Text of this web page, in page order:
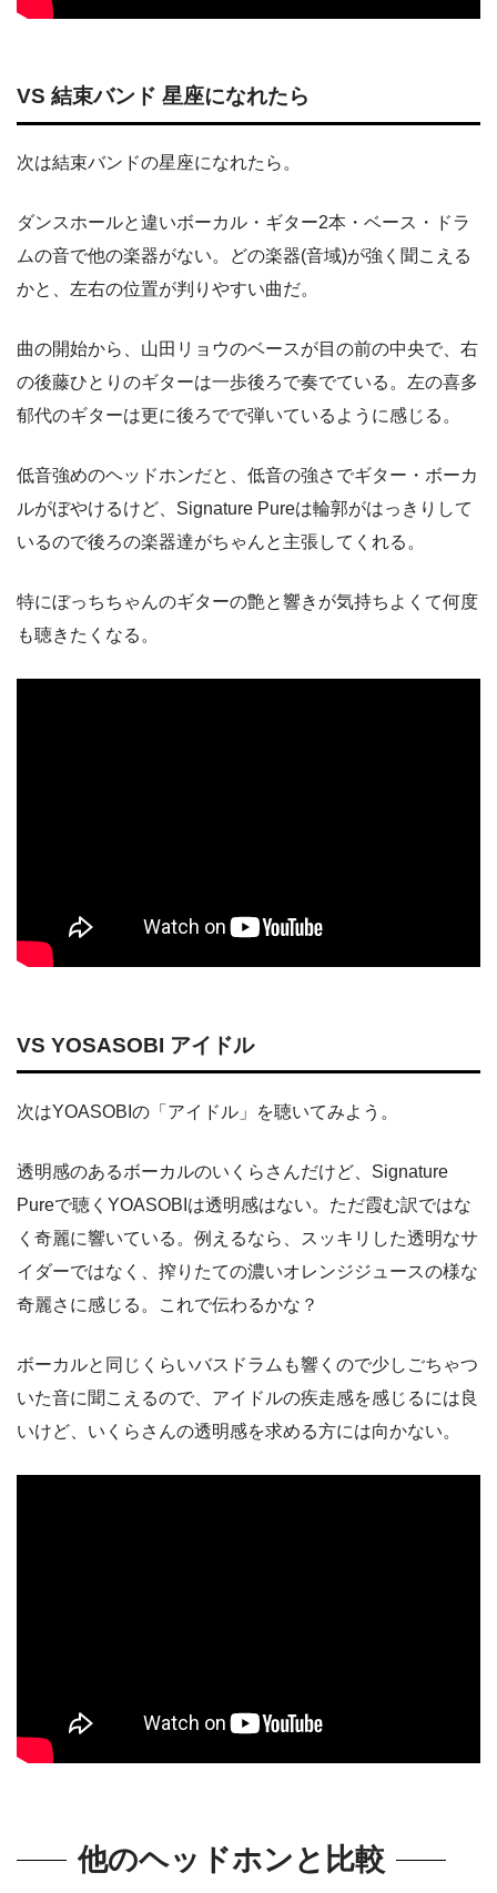
VS 結束バンド 星座になれたら
次は結束バンドの星座になれたら。
ダンスホールと違いボーカル・ギター2本・ベース・ドラ
ムの音で他の楽器がない。どの楽器(音域)が強く聞こえる
かと、左右の位置が判りやすい曲だ。
曲の開始から、山田リョウのベースが目の前の中央で、右
の後藤ひとりのギターは一歩後ろで奏でている。左の喜多
郁代のギターは更に後ろでで弾いているように感じる。
低音強めのヘッドホンだと、低音の強さでギター・ボーカ
ルがぼやけるけど、Signature Pureは輪郭がはっきりして
いるので後ろの楽器達がちゃんと主張してくれる。
特にぼっちちゃんのギターの艶と響きが気持ちよくて何度
も聴きたくなる。
VS YOSASOBI アイドル
次はYOASOBIの「アイドル」を聴いてみよう。
透明感のあるボーカルのいくらさんだけど、Signature
Pureで聴くYOASOBIは透明感はない。ただ霞む訳ではな
く奇麗に響いている。例えるなら、スッキリした透明なサ
イダーではなく、搾りたての濃いオレンジジュースの様な
奇麗さに感じる。これで伝わるかな？
ボーカルと同じくらいバスドラムも響くので少しごちゃつ
いた音に聞こえるので、アイドルの疾走感を感じるには良
いけど、いくらさんの透明感を求める方には向かない。
他のヘッドホンと比較